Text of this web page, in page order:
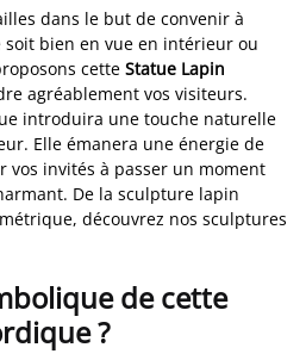
dans le but de convenir à
soit bien en vue en intérieur ou
cette Statue Lapin
agréablement vos visiteurs.
introduira une touche naturelle
Elle émanera une énergie de
vos invités à passer un moment
De la sculpture lapin
découvrez nos sculptures
de cette
?